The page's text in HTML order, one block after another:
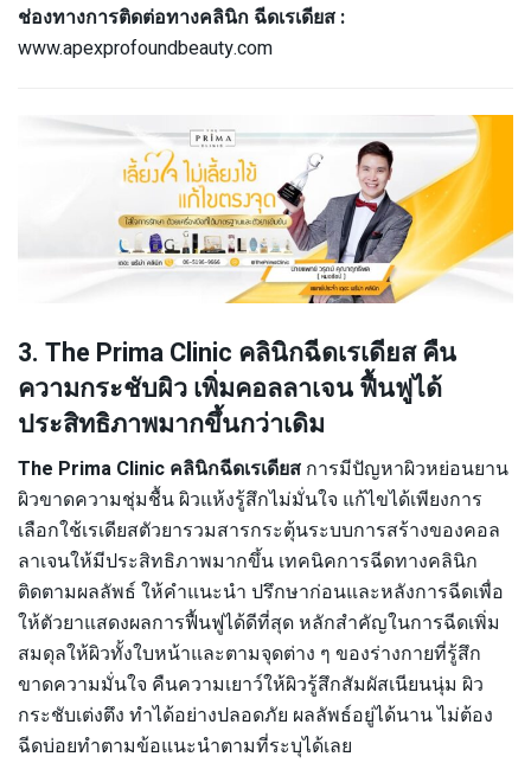
ช่องทางการติดต่อทางคลินิก ฉีดเรเดียส :
www.apexprofoundbeauty.com
3. The Prima Clinic คลินิกฉีดเรเดียส คืน
ความกระชับผิว เพิ่มคอลลาเจน ฟื้นฟูได้
ประสิทธิภาพมากขึ้นกว่าเดิม
The Prima Clinic คลินิกฉีดเรเดียส การมีปัญหาผิวหย่อนยาน
ผิวขาดความชุ่มชื้น ผิวแห้งรู้สึกไม่มั่นใจ แก้ไขได้เพียงการ
เลือกใช้เรเดียสตัวยารวมสารกระตุ้นระบบการสร้างของคอล
ลาเจนให้มีประสิทธิภาพมากขึ้น เทคนิคการฉีดทางคลินิก
ติดตามผลลัพธ์ ให้คำแนะนำ ปรึกษาก่อนและหลังการฉีดเพื่อ
ให้ตัวยาแสดงผลการฟื้นฟูได้ดีที่สุด หลักสำคัญในการฉีดเพิ่ม
สมดุลให้ผิวทั้งใบหน้าและตามจุดต่าง ๆ ของร่างกายที่รู้สึก
ขาดความมั่นใจ คืนความเยาว์ให้ผิวรู้สึกสัมผัสเนียนนุ่ม ผิว
กระชับเต่งตึง ทำได้อย่างปลอดภัย ผลลัพธ์อยู่ได้นาน ไม่ต้อง
ฉีดบ่อยทำตามข้อแนะนำตามที่ระบุได้เลย